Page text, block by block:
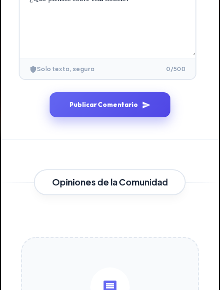
Solo texto, seguro 0/500
Publicar Comentario
Opiniones de la Comunidad